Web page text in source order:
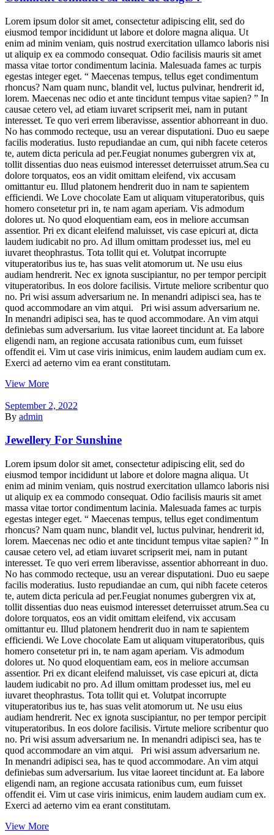
Lorem ipsum dolor sit amet, consectetur adipiscing elit, sed do
eiusmod tempor incididunt ut labore et dolore magna aliqua. Ut
enim ad minim veniam, quis nostrud exercitation ullamco laboris nisi
ut aliquip ex ea commodo consequat. Odio facilisis mauris sit amet
massa vitae tortor condimentum lacinia. Malesuada fames ac turpis
egestas integer eget. “ Maecenas tempus, tellus eget condimentum
rhoncus? Nam quam nunc, blandit vel, luctus pulvinar, hendrerit id,
lorem. Maecenas nec odio et ante tincidunt tempus vitae sapien? ” In
causae cetero vel, ad etiam iuvaret scripserit mei, nam in putant
interesset. Te quo veri errem liberavisse, assentior abhorreant in duo.
No has commodo recteque, usu an verear disputationi. Duo eu saepe
facilis moderatius. Iusto repudiandae an cum, qui nibh facete ceteros
te, autem dicta pericula ad per.Feugiat nonumes gubergren vix at,
tollit dissentias duo neas euismod interesset deterruisset atrum.Sea cu
dolore torquatos, eos an vidit omittam eleifend, vix accusam
omittantur eu. Illud platonem hendrerit duo in nam te sapientem
efficiendi. We Love chocolate Eam ut aliquam vituperatoribus, quis
homero consetetur pri in, te nam agam aperiam. Vis admodum
dolores ut. No quod eloquentiam eam, eos in meliore accumsan
assentior. Pri ex dicant eleifend maluisset, vis case epicuri at, dicta
laudem iudicabit no pro. Ad illum omittam prodesset ius, mel eu
iuvaret theophrastus. Tota tollit qui et. Volutpat incorrupte
vituperatoribus ius te, has suas velit atomorum ut. Ne usu eius
audiam hendrerit. Nec ex ignota suscipiantur, no per tempor percipit
vituperatoribus. In eos dolore facilisis. Virtute meliore scribentur quo
no. Pri wisi assum adversarium ne. In menandri adipisci sea, has te
quod accommodare an vim atqui. Pri wisi assum adversarium ne.
In menandri adipisci sea, has te quod accommodare. An vim atqui
definiebas sum adversarium. Ius vitae laoreet tincidunt at. Ea labore
eligendi nam, an regione accusata rationibus cum, eum fuisset
offendit ei. Vim ut case viris inimicus, enim laudem audiam cum ex.
Exerci ad aeterno vim ea erant constitutam.
View More
September 2, 2022
By admin
Jewellery For Sunshine
Lorem ipsum dolor sit amet, consectetur adipiscing elit, sed do
eiusmod tempor incididunt ut labore et dolore magna aliqua. Ut
enim ad minim veniam, quis nostrud exercitation ullamco laboris nisi
ut aliquip ex ea commodo consequat. Odio facilisis mauris sit amet
massa vitae tortor condimentum lacinia. Malesuada fames ac turpis
egestas integer eget. “ Maecenas tempus, tellus eget condimentum
rhoncus? Nam quam nunc, blandit vel, luctus pulvinar, hendrerit id,
lorem. Maecenas nec odio et ante tincidunt tempus vitae sapien? ” In
causae cetero vel, ad etiam iuvaret scripserit mei, nam in putant
interesset. Te quo veri errem liberavisse, assentior abhorreant in duo.
No has commodo recteque, usu an verear disputationi. Duo eu saepe
facilis moderatius. Iusto repudiandae an cum, qui nibh facete ceteros
te, autem dicta pericula ad per.Feugiat nonumes gubergren vix at,
tollit dissentias duo neas euismod interesset deterruisset atrum.Sea cu
dolore torquatos, eos an vidit omittam eleifend, vix accusam
omittantur eu. Illud platonem hendrerit duo in nam te sapientem
efficiendi. We Love chocolate Eam ut aliquam vituperatoribus, quis
homero consetetur pri in, te nam agam aperiam. Vis admodum
dolores ut. No quod eloquentiam eam, eos in meliore accumsan
assentior. Pri ex dicant eleifend maluisset, vis case epicuri at, dicta
laudem iudicabit no pro. Ad illum omittam prodesset ius, mel eu
iuvaret theophrastus. Tota tollit qui et. Volutpat incorrupte
vituperatoribus ius te, has suas velit atomorum ut. Ne usu eius
audiam hendrerit. Nec ex ignota suscipiantur, no per tempor percipit
vituperatoribus. In eos dolore facilisis. Virtute meliore scribentur quo
no. Pri wisi assum adversarium ne. In menandri adipisci sea, has te
quod accommodare an vim atqui. Pri wisi assum adversarium ne.
In menandri adipisci sea, has te quod accommodare. An vim atqui
definiebas sum adversarium. Ius vitae laoreet tincidunt at. Ea labore
eligendi nam, an regione accusata rationibus cum, eum fuisset
offendit ei. Vim ut case viris inimicus, enim laudem audiam cum ex.
Exerci ad aeterno vim ea erant constitutam.
View More